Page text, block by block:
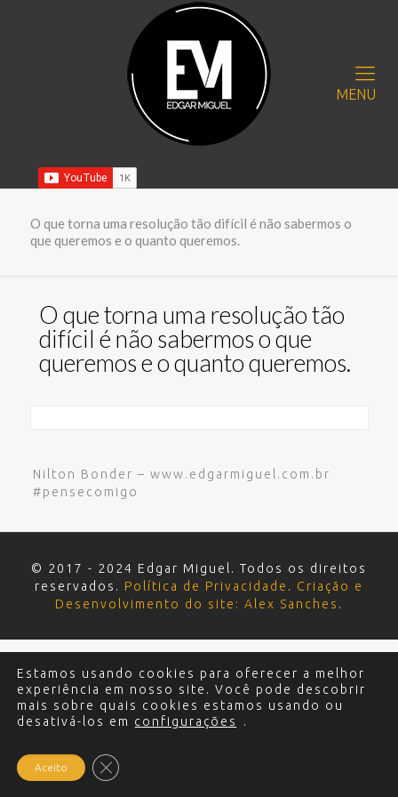
MENU
O que torna uma resolução tão difícil é não sabermos o
que queremos e o quanto queremos.
O que torna uma resolução tão
difícil é não sabermos o que
queremos e o quanto queremos.
Nilton Bonder – www.edgarmiguel.com.br
#pensecomigo
© 2017 - 2024 Edgar Miguel. Todos os direitos
reservados. Política de Privacidade . Criação e
Desenvolvimento do site: Alex Sanches .
Estamos usando cookies para oferecer a melhor
experiência em nosso site. Você pode descobrir
mais sobre quais cookies estamos usando ou
desativá-los em configurações .
Aceito Close GDPR Cookie Banner